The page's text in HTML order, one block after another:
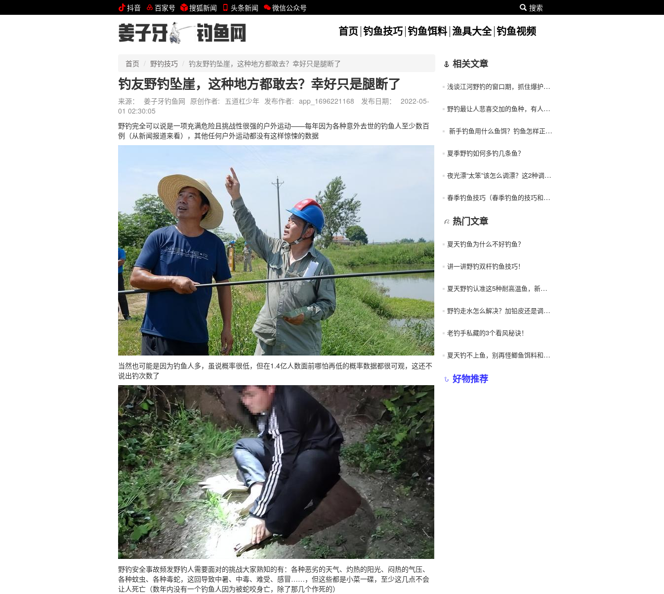
抖音 百家号 搜狐新闻 头条新闻 微信公众号 搜索
首页 钓鱼技巧 钓鱼饵料 渔具大全 钓鱼视频
首页 野钓技巧 钓友野钓坠崖，这种地方都敢去？幸好只是腿断了
钓友野钓坠崖，这种地方都敢去？幸好只是腿断了
来源： 姜子牙钓鱼网 原创作者: 五道杠少年 发布作者: app_1696221168 发布日期：
2022-05-
01 02:30:05
野钓完全可以说是一项充满危险且挑战性很强的户外运动——每年因为各种意外去世的钓鱼人至少数百
例（从新闻报道来看），其他任何户外运动都没有这样惊悚的数据
当然也可能是因为钓鱼人多，虽说概率很低，但在1.4亿人数面前哪怕再低的概率数据都很可观，这还不
说出钓次数了
野钓安全事故频发野钓人需要面对的挑战大家熟知的有：各种恶劣的天气、灼热的阳光、闷热的气压、
各种蚊虫、各种毒蛇，这回导致中暑、中毒、难受、感冒……，但这些都是小菜一碟，至少这几点不会
让人死亡（数年内没有一个钓鱼人因为被蛇咬身亡，除了那几个作死的）
相关文章
浅谈江河野钓的窗口期，抓住爆护只需一小时
野钓最让人悲喜交加的鱼种，有人爱有人恨
新手钓鱼用什么鱼饵？钓鱼怎样正确用鱼饵？
夏季野钓如何多钓几条鱼？
夜光漂“太笨”该怎么调漂？这2种调法简单还好用，野钓正合适
春季钓鱼技巧（春季钓鱼的技巧和方法）！
热门文章
夏天钓鱼为什么不好钓鱼？
讲一讲野钓双杆钓鱼技巧！
夏天野钓认准这5种耐高温鱼，新手也能连竿爆护！
野钓走水怎么解决？加铅皮还是调漂？
老钓手私藏的3个看风秘诀！
夏天钓不上鱼，别再怪鲫鱼饵料和天气！
好物推荐